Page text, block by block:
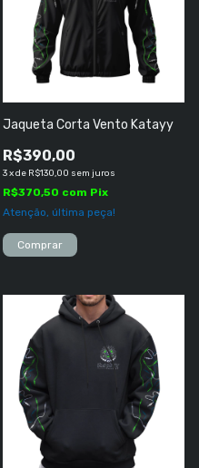
Jaqueta Corta Vento Katayy
R$390,00
3xde R$130,00 sem juros
R$370,50 com Pix
Atenção, última peça!
Comprar